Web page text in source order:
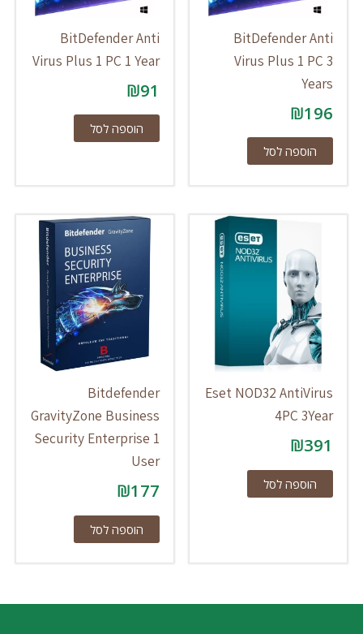
BitDefender Anti
Virus Plus 1 PC 3
Years
₪196
הוספה לסל
BitDefender Anti
Virus Plus 1 PC 1 Year
₪91
הוספה לסל
Eset NOD32 AntiVirus
4PC 3Year
₪391
הוספה לסל
Bitdefender
GravityZone Business
Security Enterprise 1
User
₪177
הוספה לסל